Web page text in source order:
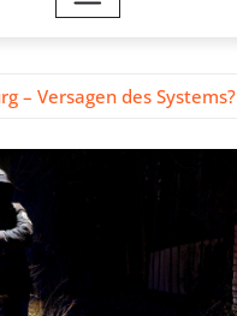
– Versagen des Systems?